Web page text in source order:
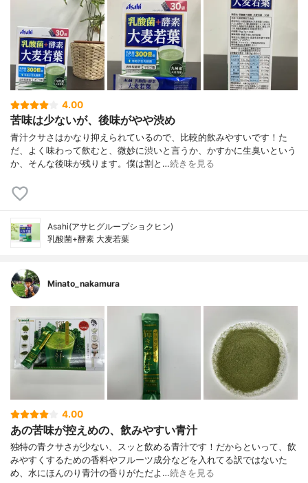
4.00
苦味は少ないが、後味がやや渋め
青汁クサさはかなり抑えられているので、比較的飲みやすいです！た
だ、よく味わって飲むと、微妙に渋いと言うか、かすかに生臭いという
か、そんな後味が残ります。僕は割と…続きを見る
Asahi(アサヒグループショクヒン)
乳酸菌+酵素 大麦若葉
Minato_nakamura
4.00
あの苦味が控えめの、飲みやすい青汁
独特の青クサさが少ない、スッと飲める青汁です！だからといって、飲
みやすくするための香料やフルーツ成分などを入れてる訳ではないた
め、水にほんのり青汁の香りがただよ…続きを見る